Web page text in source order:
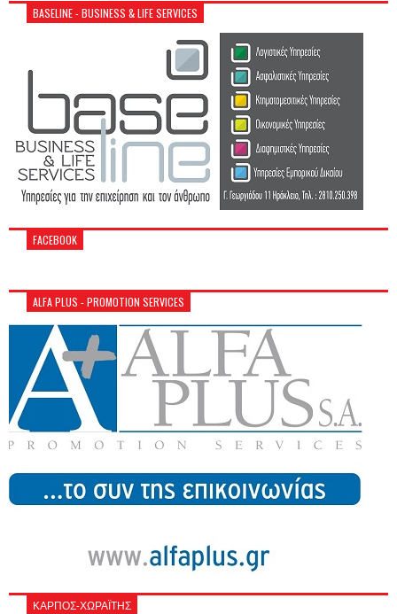
BASELINE - BUSINESS & LIFE SERVICES
FACEBOOK
ALFA PLUS - PROMOTION SERVICES
ΚΑΡΠΟΣ-ΧΩΡΑΪΤΗΣ